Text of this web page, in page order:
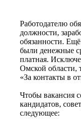
Работодателю
должности,
обязанности.
были денежные
платная.
Омской области,
«За контакты в
Чтобы вакансия
кандидатов,
следующее: